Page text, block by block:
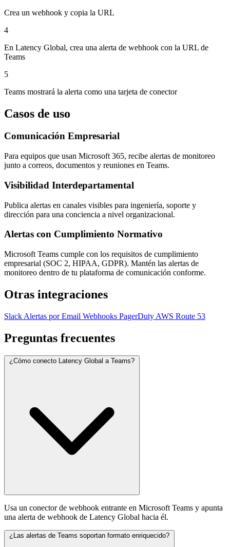
Crea un webhook y copia la URL
4
En Latency Global, crea una alerta de webhook con la URL de
Teams
5
Teams mostrará la alerta como una tarjeta de conector
Casos de uso
Comunicación Empresarial
Para equipos que usan Microsoft 365, recibe alertas de monitoreo
junto a correos, documentos y reuniones en Teams.
Visibilidad Interdepartamental
Publica alertas en canales visibles para ingeniería, soporte y
dirección para una conciencia a nivel organizacional.
Alertas con Cumplimiento Normativo
Microsoft Teams cumple con los requisitos de cumplimiento
empresarial (SOC 2, HIPAA, GDPR). Mantén las alertas de
monitoreo dentro de tu plataforma de comunicación conforme.
Otras integraciones
Slack Alertas por Email Webhooks PagerDuty AWS Route 53
Preguntas frecuentes
¿Cómo conecto Latency Global a Teams?
Usa un conector de webhook entrante en Microsoft Teams y apunta
una alerta de webhook de Latency Global hacia él.
¿Las alertas de Teams soportan formato enriquecido?